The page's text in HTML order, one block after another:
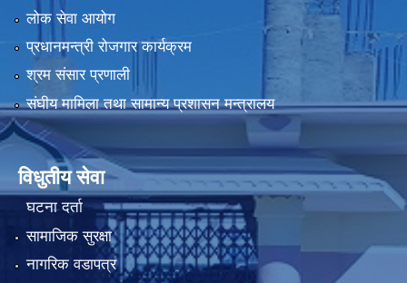
लोक सेवा आयोग
प्रधानमन्त्री रोजगार कार्यक्रम
श्रम संसार प्रणाली
संघीय मामिला तथा सामान्य प्रशासन मन्त्रालय
विधुतीय सेवा
घटना दर्ता
सामाजिक सुरक्षा
नागरिक वडापत्र